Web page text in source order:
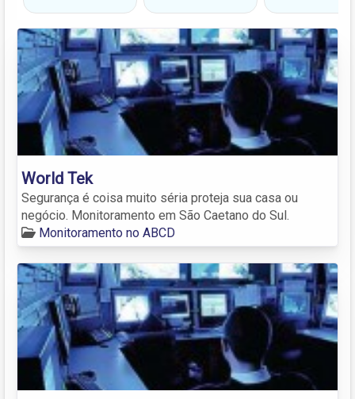
World Tek
Segurança é coisa muito séria proteja sua casa ou
negócio. Monitoramento em São Caetano do Sul.
Monitoramento no ABCD